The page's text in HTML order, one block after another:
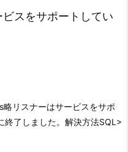
スをサポートしてい
略リスナーはサービスをサポ
了しました。 解決方法SQL>